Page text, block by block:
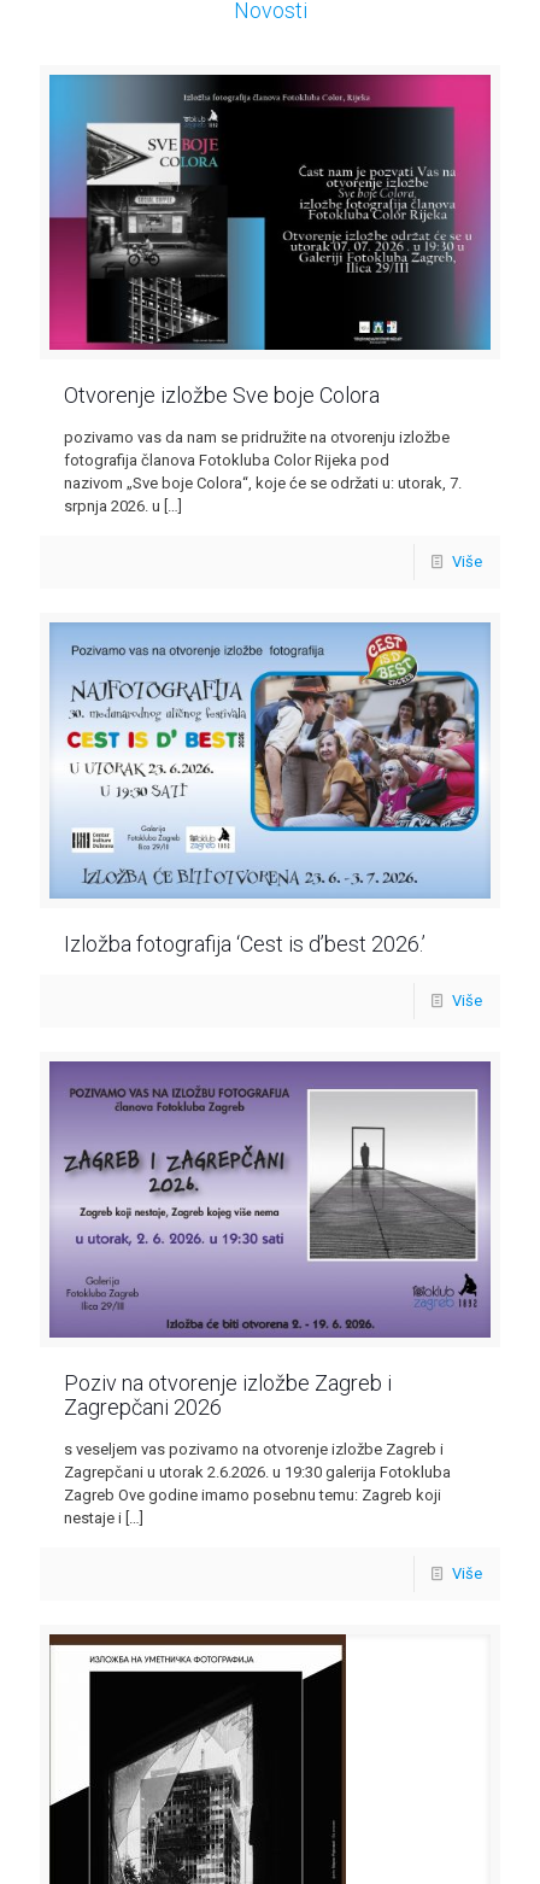
Novosti
Otvorenje izložbe Sve boje Colora
pozivamo vas da nam se pridružite na otvorenju izložbe
fotografija članova Fotokluba Color Rijeka pod
nazivom „Sve boje Colora“, koje će se održati u: utorak, 7.
srpnja 2026. u
Više
Izložba fotografija ‘Cest is d’best 2026.’
Više
Poziv na otvorenje izložbe Zagreb i
Zagrepčani 2026
s veseljem vas pozivamo na otvorenje izložbe Zagreb i
Zagrepčani u utorak 2.6.2026. u 19:30 galerija Fotokluba
Zagreb Ove godine imamo posebnu temu: Zagreb koji
nestaje i
Više